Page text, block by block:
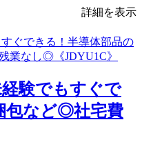
詳細を表示
験でもすぐで
包など◎社宅費